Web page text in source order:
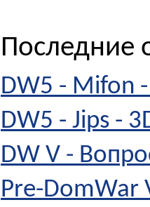
Последние
DW5 - Mifon
DW5 - Jips -
DW V -
Pre-DomWar